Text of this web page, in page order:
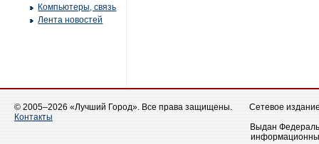
Компьютеры, связь
Лента новостей
© 2005–2026 «Лучший Город». Все права защищены.
Контакты
Сетевое
Выдан